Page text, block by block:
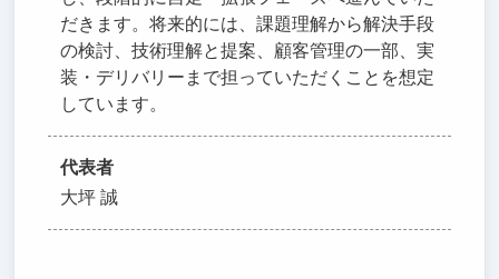
だきます。将来的には、課題理解から解決手段
の検討、技術理解と提案、顧客管理の一部、実
装・デリバリーまで担っていただくことを想定
しています。
代表者
大坪 誠